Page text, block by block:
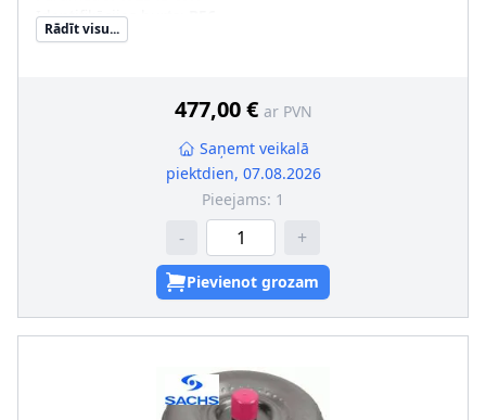
Identifikācijas burts
Aizvietojamā daļa
Rādīt visu...
477,00 € ar PVN
Saņemt veikalā
piektdien, 07.08.2026
Pieejams: 1
- +
Pievienot grozam